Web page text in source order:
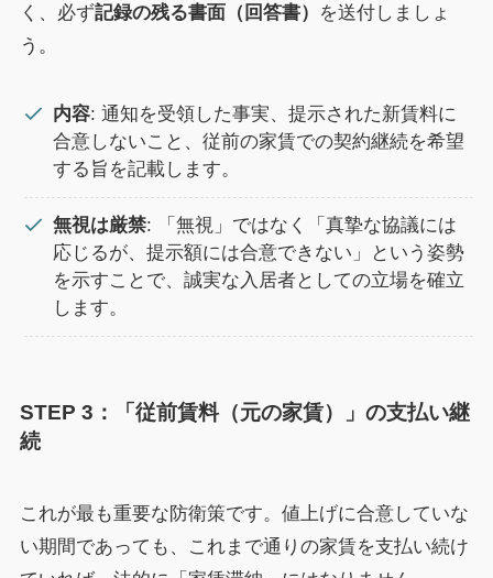
く、必ず記録の残る書面（回答書）
を送付しましょ
う。
内容: 通知を受領した事実、提示された新賃料に
合意しないこと、従前の家賃での契約継続を希望
する旨を記載します。
無視は厳禁: 「無視」ではなく「真摯な協議には
応じるが、提示額には合意できない」という姿勢
を示すことで、誠実な入居者としての立場を確立
します。
STEP 3：「従前賃料（元の家賃）」の支払い継
続
これが最も重要な防衛策です。値上げに合意していな
い期間であっても、これまで通りの家賃を支払い続け